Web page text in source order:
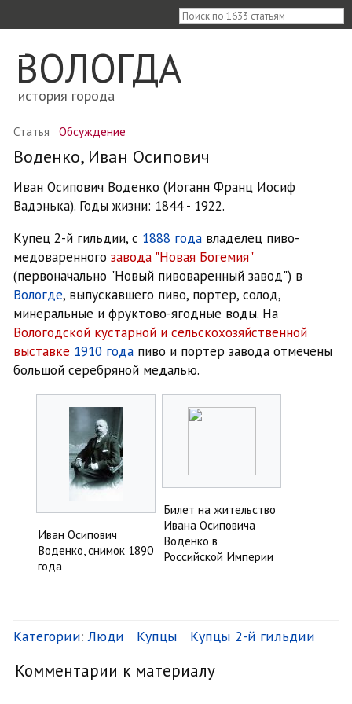
ВОЛОГДА
история города
≡
Статья Обсуждение
Воденко, Иван Осипович
Иван Осипович Воденко (Иоганн Франц Иосиф
Вадэнька). Годы жизни: 1844 - 1922.
Купец 2-й гильдии, с 1888 года владелец пиво-
медоваренногозавода "Новая Богемия"
(первоначально "Новый пивоваренный завод") в
Вологде, выпускавшего пиво, портер, солод,
минеральные и фруктово-ягодные воды. На
Вологодской кустарной и сельскохозяйственной
выставке 1910 года пиво и портер завода отмечены
большой серебряной медалью.
Иван Осипович
Воденко, снимок 1890
года
Билет на жительство
Ивана Осиповича
Воденко в
Российской Империи
Категории:Люди Купцы Купцы 2-й гильдии
Комментарии к материалу